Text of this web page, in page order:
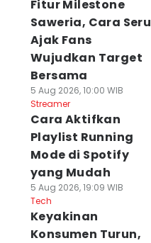
Fitur Milestone
Saweria, Cara Seru
Ajak Fans
Wujudkan Target
Bersama
5 Aug 2026, 10:00 WIB
Streamer
Cara Aktifkan
Playlist Running
Mode di Spotify
yang Mudah
5 Aug 2026, 19:09 WIB
Tech
Keyakinan
Konsumen Turun,